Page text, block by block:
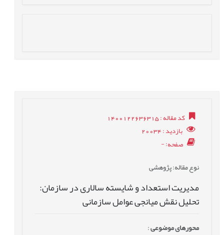
کد مقاله: 1400122636315
بازدید: 20034
صفحه: -
نوع مقاله: پژوهشی
مدیریت استعداد و شایسته سالاری در سازمان:
تحلیل نقش میانجی عوامل سازمانی
محورهای موضوعی: